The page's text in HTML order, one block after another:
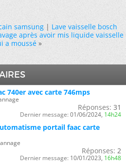
samsung|Lave vaisselle bosch
après avoir mis liquide vaisselle
a moussé »
740er avec carte 746mps
Réponses: 31
Dernier message: 01/06/2024, 14h24
portail faac carte
Réponses: 2
Dernier message: 10/01/2023, 16h48